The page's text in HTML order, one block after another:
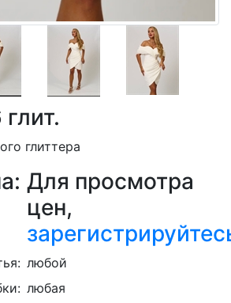
глиттера
Для просмотра
цен,
любой
любая